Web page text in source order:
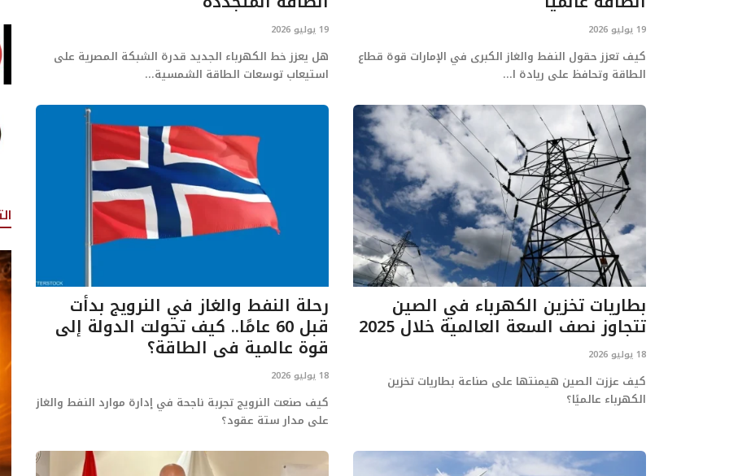
19 يوليو 2026
كيف تعزز حقول النفط والغاز الكبرى في الإمارات قوة قطاع
الطاقة وتحافظ على ريادة ا...
19 يوليو 2026
هل يعزز خط الكهرباء الجديد قدرة الشبكة المصرية على
استيعاب توسعات الطاقة الشمسية...
بطاريات تخزين الكهرباء في الصين
تتجاوز نصف السعة العالمية خلال 2025
18 يوليو 2026
كيف عززت الصين هيمنتها على صناعة بطاريات تخزين
الكهرباء عالميًا؟
رحلة النفط والغاز في النرويج بدأت
قبل 60 عامًا.. كيف تحولت الدولة إلى
قوة عالمية في الطاقة؟
18 يوليو 2026
كيف صنعت النرويج تجربة ناجحة في إدارة موارد النفط والغاز
على مدار ستة عقود؟